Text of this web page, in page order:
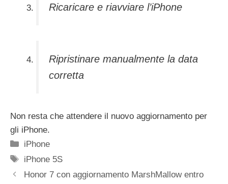
Ricaricare e riavviare l’iPhone
Ripristinare manualmente la data
corretta
Non resta che attendere il nuovo aggiornamento per
gli iPhone.
Categorie
iPhone
Tag
iPhone 5S
Honor 7 con aggiornamento MarshMallow entro